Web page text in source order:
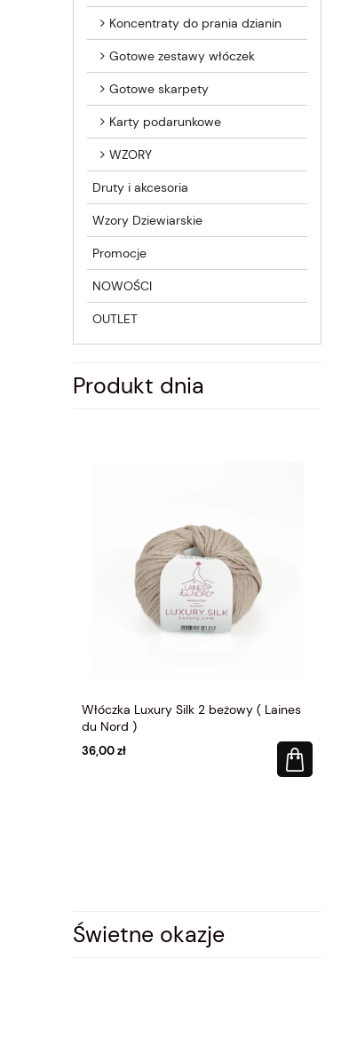
Koncentraty do prania dzianin
Gotowe zestawy włóczek
Gotowe skarpety
Karty podarunkowe
WZORY
Druty i akcesoria
Wzory Dziewiarskie
Promocje
NOWOŚCI
OUTLET
Produkt dnia
Włóczka Luxury Silk 2 beżowy ( Laines
du Nord )
36,00 zł
Świetne okazje